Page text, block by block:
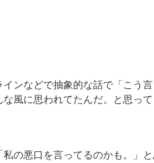
ンなどで抽象的な話で「こう
風に思われてたんだ。と思って
の悪口を言ってるのかも。」